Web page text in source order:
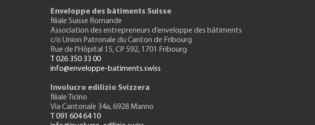
Enveloppe des bâtiments Suisse
filiale Suisse Romande
Association des entrepreneurs d’enveloppe des bâtiments
c/o Union Patronale du Canton de Fribourg
Rue de l'Hôpital 15, CP 592, 1701 Fribourg
T 026 350 33 00
info@enveloppe-batiments.swiss
Involucro edilizio Svizzera
filiale Ticino
Via Cantonale 34a, 6928 Manno
T 091 604 64 10